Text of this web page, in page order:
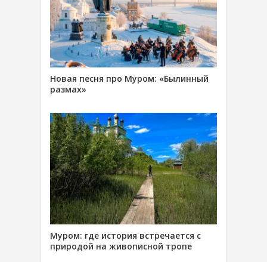
Новая песня про Муром: «Былинный
размах»
Муром: где история встречается с
природой на живописной тропе